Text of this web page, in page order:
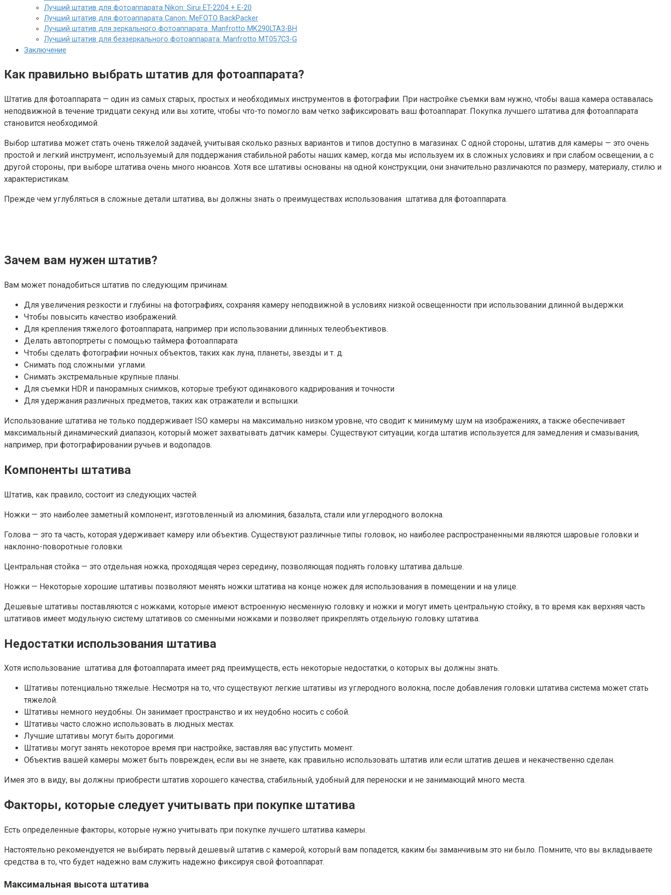
Лучший штатив для фотоаппарата Nikon: Sirui ET-2204 + E-20
Лучший штатив для фотоаппарата Canon: MeFOTO BackPacker
Лучший штатив для зеркального фотоаппарата Manfrotto MK290LTA3-BH
Лучший штатив для беззеркального фотоаппарата: Manfrotto MT057C3-G
Заключение
Как правильно выбрать штатив для фотоаппарата?
Штатив для фотоаппарата — один из самых старых, простых и необходимых инструментов в фотографии. При настройке съемки вам нужно, чтобы ваша камера оставалась
неподвижной в течение тридцати секунд или вы хотите, чтобы что-то помогло вам четко зафиксировать ваш фотоаппарат. Покупка лучшего штатива для фотоаппарата
становится необходимой.
Выбор штатива может стать очень тяжелой задачей, учитывая сколько разных вариантов и типов доступно в магазинах. С одной стороны, штатив для камеры — это очень
простой и легкий инструмент, используемый для поддержания стабильной работы наших камер, когда мы используем их в сложных условиях и при слабом освещении, а с
другой стороны, при выборе штатива очень много нюансов. Хотя все штативы основаны на одной конструкции, они значительно различаются по размеру, материалу, стилю и
характеристикам.
Прежде чем углубляться в сложные детали штатива, вы должны знать о преимуществах использования штатива для фотоаппарата.
Зачем вам нужен штатив?
Вам может понадобиться штатив по следующим причинам.
Для увеличения резкости и глубины на фотографиях, сохраняя камеру неподвижной в условиях низкой освещенности при использовании длинной выдержки.
Чтобы повысить качество изображений.
Для крепления тяжелого фотоаппарата, например при использовании длинных телеобъективов.
Делать автопортреты с помощью таймера фотоаппарата
Чтобы сделать фотографии ночных объектов, таких как луна, планеты, звезды и т. д.
Снимать под сложными углами.
Снимать экстремальные крупные планы.
Для съемки HDR и панорамных снимков, которые требуют одинакового кадрирования и точности
Для удержания различных предметов, таких как отражатели и вспышки.
Использование штатива не только поддерживает ISO камеры на максимально низком уровне, что сводит к минимуму шум на изображениях, а также обеспечивает
максимальный динамический диапазон, который может захватывать датчик камеры. Существуют ситуации, когда штатив используется для замедления и смазывания,
например, при фотографировании ручьев и водопадов.
Компоненты штатива
Штатив, как правило, состоит из следующих частей.
Ножки — это наиболее заметный компонент, изготовленный из алюминия, базальта, стали или углеродного волокна.
Голова — это та часть, которая удерживает камеру или объектив. Существуют различные типы головок, но наиболее распространенными являются шаровые головки и
наклонно-поворотные головки.
Центральная стойка — это отдельная ножка, проходящая через середину, позволяющая поднять головку штатива дальше.
Ножки — Некоторые хорошие штативы позволяют менять ножки штатива на конце ножек для использования в помещении и на улице.
Дешевые штативы поставляются с ножками, которые имеют встроенную несменную головку и ножки и могут иметь центральную стойку, в то время как верхняя часть
штативов имеет модульную систему штативов со сменными ножками и позволяет прикреплять отдельную головку штатива.
Недостатки использования штатива
Хотя использование штатива для фотоаппарата имеет ряд преимуществ, есть некоторые недостатки, о которых вы должны знать.
Штативы потенциально тяжелые. Несмотря на то, что существуют легкие штативы из углеродного волокна, после добавления головки штатива система может стать
тяжелой.
Штативы немного неудобны. Он занимает пространство и их неудобно носить с собой.
Штативы часто сложно использовать в людных местах.
Лучшие штативы могут быть дорогими.
Штативы могут занять некоторое время при настройке, заставляя вас упустить момент.
Объектив вашей камеры может быть поврежден, если вы не знаете, как правильно использовать штатив или если штатив дешев и некачественно сделан.
Имея это в виду, вы должны приобрести штатив хорошего качества, стабильный, удобный для переноски и не занимающий много места.
Факторы, которые следует учитывать при покупке штатива
Есть определенные факторы, которые нужно учитывать при покупке лучшего штатива камеры.
Настоятельно рекомендуется не выбирать первый дешевый штатив с камерой, который вам попадется, каким бы заманчивым это ни было. Помните, что вы вкладываете
средства в то, что будет надежно вам служить надежно фиксируя свой фотоаппарат.
Максимальная высота штатива